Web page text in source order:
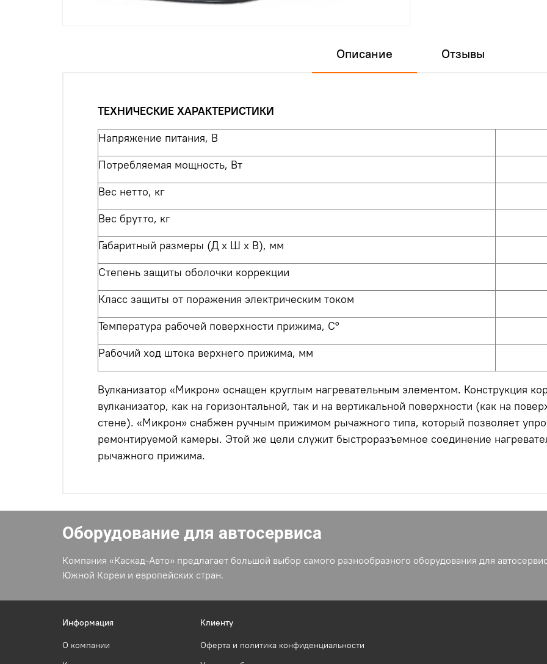
Описание Отзывы
ТЕХНИЧЕСКИЕ ХАРАКТЕРИСТИКИ
Напряжение питания, В
Потребляемая мощность, Вт
Вес нетто, кг
Вес брутто, кг
Габаритный размеры (Д х Ш х В), мм
Степень защиты оболочки коррекции
Класс защиты от поражения электрическим током
Температура рабочей поверхности прижима, С°
Рабочий ход штока верхнего прижима, мм
Вулканизатор «Микрон» оснащен круглым нагревательным элементом. Конструкция
вулканизатор, как на горизонтальной, так и на вертикальной поверхности (как на
стене). «Микрон» снабжен ручным прижимом рычажного типа, который позволяет
ремонтируемой камеры. Этой же цели служит быстроразъемное соединение
рычажного прижима.
Оборудование для автосервиса
Компания «Каскад-Авто» предлагает большой выбор самого разнообразного оборудования для
Южной Кореи и европейских стран.
Информация
О компании
Клиенту
Оферта и политика конфиденциальности